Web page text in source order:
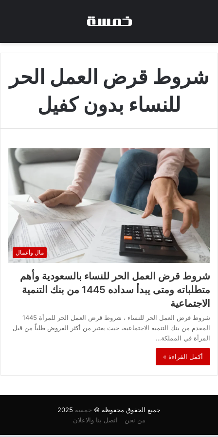
شروط قرض العمل الحر
للنساء بدون كفيل
مال وأعمال
شروط قرض العمل الحر للنساء بالسعودية وأهم
متطلباته ومتى يبدأ سداده 1445 من بنك التنمية
الاجتماعية
شروط قرض العمل الحر للنساء ، شروط قرض العمل الحر للمرأة 1445
المقدم من بنك التنمية الاجتماعية، حيث يعتبر من أكثر القروض طلباً من قبل
المرأة في المملكة…
أكمل القراءة »
جميع الحقوق محفوظة © خمسة
من نحن
اتصل بنا والاعلان